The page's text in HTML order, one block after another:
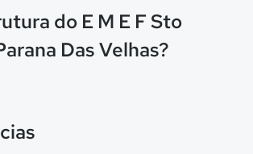
do E M E F Sto
Das Velhas?